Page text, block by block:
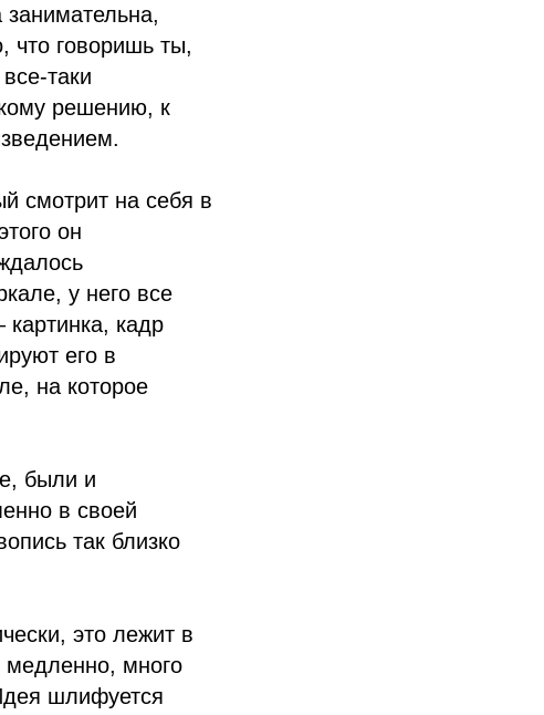
занимательна,
что говоришь ты,
таки
решению, к
смотрит на себя в
он
у него все
картинка, кадр
его в
на которое
были и
в своей
так близко
это лежит в
медленно, много
шлифуется